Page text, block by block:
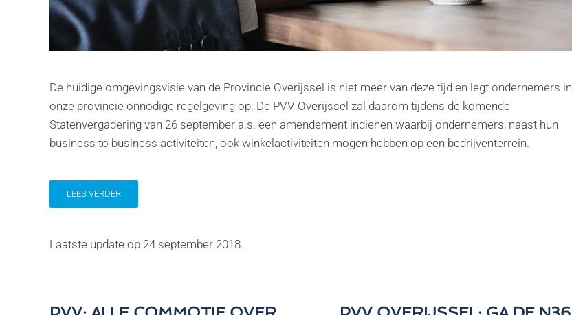
De huidige omgevingsvisie van de Provincie Overijssel is niet meer van deze tijd en legt ondernemers in
onze provincie onnodige regelgeving op. De PVV Overijssel zal daarom tijdens de komende
Statenvergadering van 26 september a.s. een amendement indienen waarbij ondernemers, naast hun
business to business activiteiten, ook winkelactiviteiten mogen hebben op een bedrijventerrein.
LEES VERDER
Laatste update op 24 september 2018.